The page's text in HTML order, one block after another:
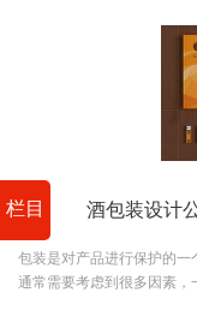
栏目 酒包装设计
包装是对产品进行保护的一
通常需要考虑到很多因素，